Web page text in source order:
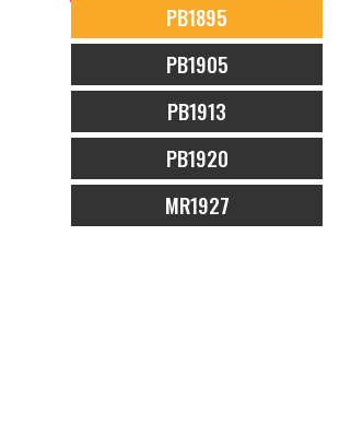
PB1895
PB1905
PB1913
PB1920
MR1927